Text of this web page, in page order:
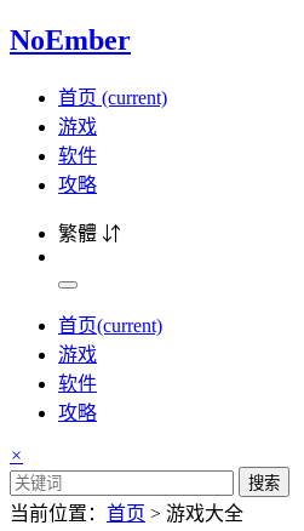
NoEmber
首页 (current)
游戏
软件
攻略
繁體 ⇵
首页(current)
游戏
软件
攻略
×
搜索
当前位置： 首页 > 游戏大全